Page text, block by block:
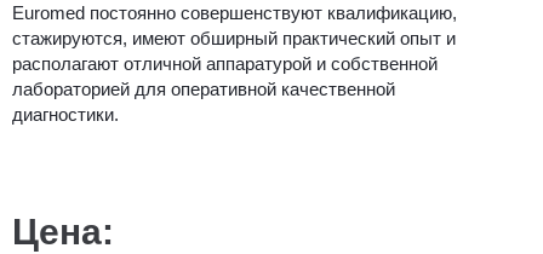
Euromed постоянно совершенствуют квалификацию,
стажируются, имеют обширный практический опыт и
располагают отличной аппаратурой и собственной
лабораторией для оперативной качественной
диагностики.
Цена: